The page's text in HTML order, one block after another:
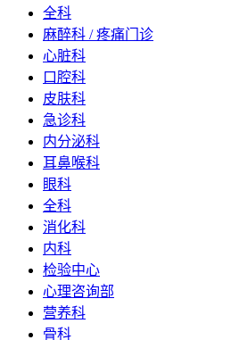
全科
麻醉科 / 疼痛门诊
心脏科
口腔科
皮肤科
急诊科
内分泌科
耳鼻喉科
眼科
全科
消化科
内科
检验中心
心理咨询部
营养科
骨科